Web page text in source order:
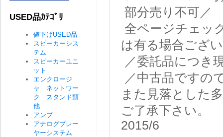
部分売り不可／
全ページチェッ
は有る場合ござ
／委託品につき
／中古品ですの
また見落とした
ご了承下さい。
2015/6
USED品ｶﾃｺﾞﾘ
値下げUSED品
スピーカーシス
テム
スピーカーユニ
ット
エンクロージ
ャ ネットワー
ク スタンド類
他
アンプ
アナログプレー
ヤーシステム